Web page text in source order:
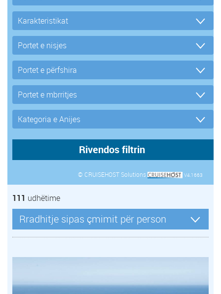
© CRUISEHOST Solutions V4.1663
111 udhëtime